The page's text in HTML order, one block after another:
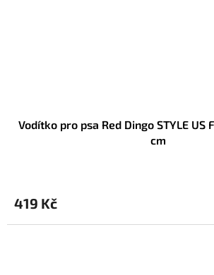
Vodítko pro psa Red Dingo STYLE US
cm
419 Kč